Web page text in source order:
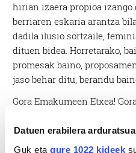
Datuen erabilera arduratsua
Guk eta gure 1022 kideek
hirian izaera propioa izango
berriaren eskaria arantza
dadila ilusio sortzaile,
dituen bidea. Horretarako,
promesak baino,
jaso behar ditu, berandu
Gora Emakumeen Etxea!